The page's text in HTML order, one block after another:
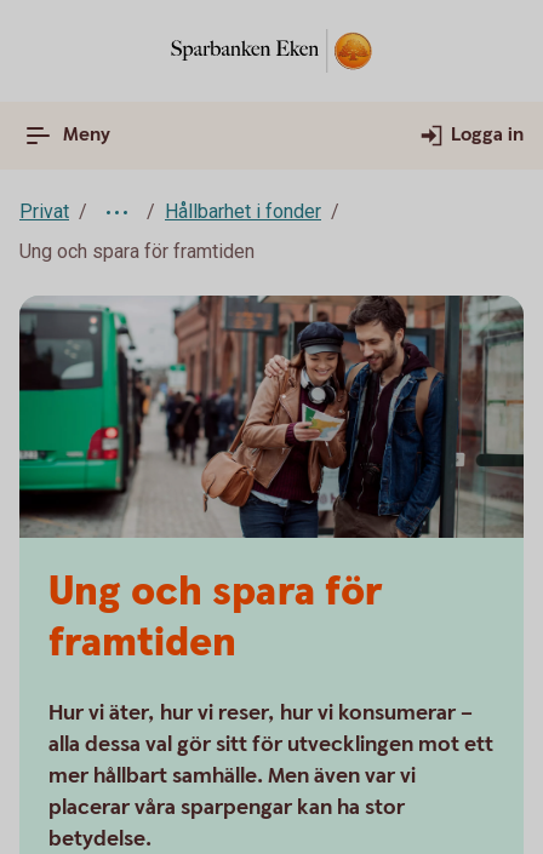
Meny Logga in
Privat
Hållbarhet i fonder
Ung och spara för framtiden
Ung och spara för
framtiden
Hur vi äter, hur vi reser, hur vi konsumerar –
alla dessa val gör sitt för utvecklingen mot ett
mer hållbart samhälle. Men även var vi
placerar våra sparpengar kan ha stor
betydelse.